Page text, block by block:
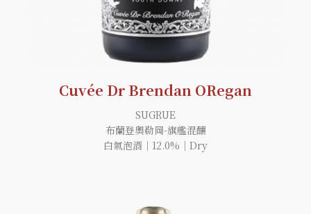
Cuvée Dr Brendan ORegan
SUGRUE
布蘭登奧勒岡-旗艦混釀
白氣泡酒｜12.0%｜Dry